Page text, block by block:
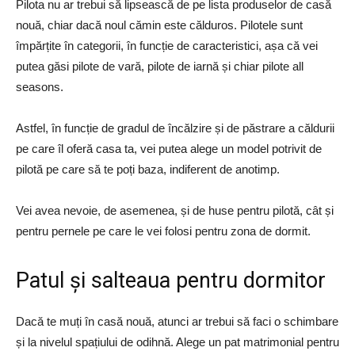
Pilota nu ar trebui să lipsească de pe lista produselor de casă
nouă, chiar dacă noul cămin este călduros. Pilotele sunt
împărțite în categorii, în funcție de caracteristici, așa că vei
putea găsi pilote de vară, pilote de iarnă și chiar pilote all
seasons.
Astfel, în funcție de gradul de încălzire și de păstrare a căldurii
pe care îl oferă casa ta, vei putea alege un model potrivit de
pilotă pe care să te poți baza, indiferent de anotimp.
Vei avea nevoie, de asemenea, și de huse pentru pilotă, cât și
pentru pernele pe care le vei folosi pentru zona de dormit.
Patul și salteaua pentru dormitor
Dacă te muți în casă nouă, atunci ar trebui să faci o schimbare
și la nivelul spațiului de odihnă. Alege un pat matrimonial pentru